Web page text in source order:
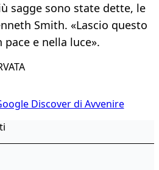
sagge sono state dette, le
Smith. «Lascio questo
e nella luce».
Discover di Avvenire